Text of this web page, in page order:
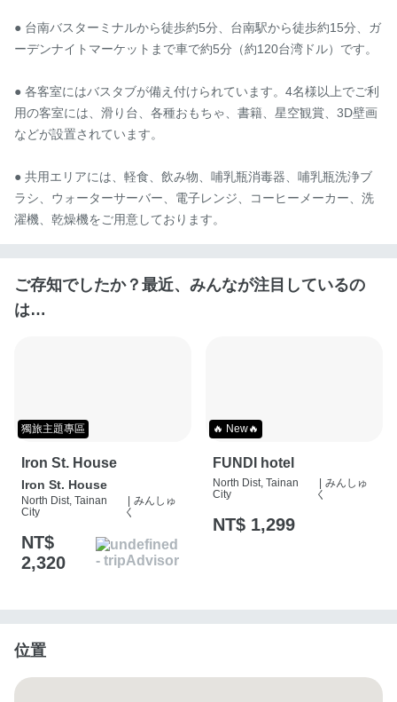
● 台南バスターミナルから徒歩約5分、台南駅から徒歩約15分、ガ
ーデンナイトマーケットまで車で約5分（約120台湾ドル）です。
● 各客室にはバスタブが備え付けられています。4名様以上でご利
用の客室には、滑り台、各種おもちゃ、書籍、星空観賞、3D壁画
などが設置されています。
● 共用エリアには、軽食、飲み物、哺乳瓶消毒器、哺乳瓶洗浄ブ
ラシ、ウォーターサーバー、電子レンジ、コーヒーメーカー、洗
濯機、乾燥機をご用意しております。
ご存知でしたか？最近、みんなが注目しているの
は…
獨旅主題專區
Iron St. House
Iron St. House
North Dist, Tainan
City
| みんしゅ
く
NT$
2,320
🔥 New🔥
FUNDI hotel
North Dist, Tainan
City
| みんしゅ
く
NT$ 1,299
位置